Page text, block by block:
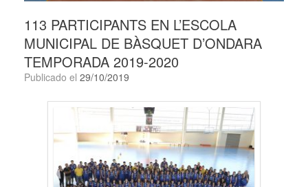
113 PARTICIPANTS EN L’ESCOLA
MUNICIPAL DE BÀSQUET D’ONDARA
TEMPORADA 2019-2020
Publicado el 29/10/2019